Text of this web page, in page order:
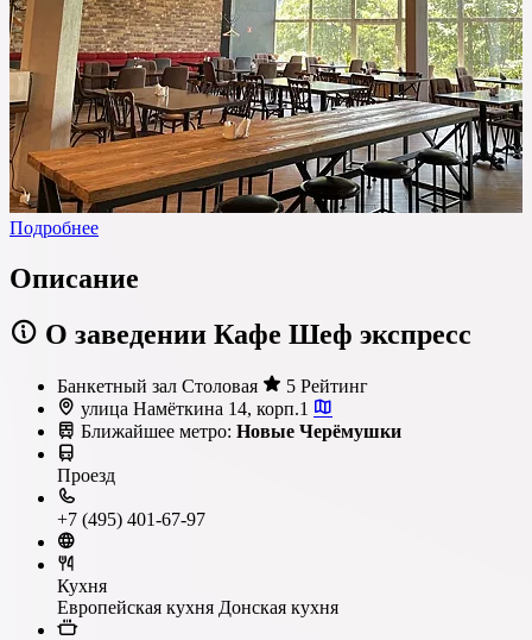
Подробнее
Описание
О заведении Кафе Шеф экспресс
Банкетный зал Столовая
5 Рейтинг
улица Намёткина 14, корп.1
Ближайшее метро: Новые Черёмушки
Проезд
+7 (495) 401-67-97
Кухня
Европейская кухня Донская кухня